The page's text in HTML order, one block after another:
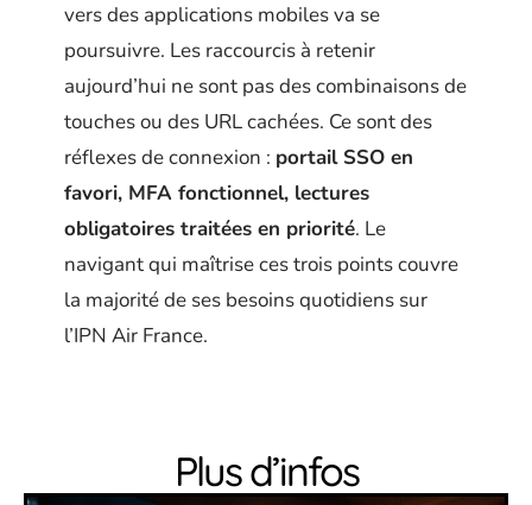
vers des applications mobiles va se
poursuivre. Les raccourcis à retenir
aujourd’hui ne sont pas des combinaisons de
touches ou des URL cachées. Ce sont des
réflexes de connexion : portail SSO en
favori, MFA fonctionnel, lectures
obligatoires traitées en priorité. Le
navigant qui maîtrise ces trois points couvre
la majorité de ses besoins quotidiens sur
l’IPN Air France.
Plus d’infos